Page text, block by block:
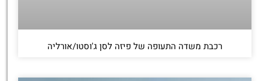
רכבת משדה התעופה של פיזה לסן ג'וסטו/אורליה